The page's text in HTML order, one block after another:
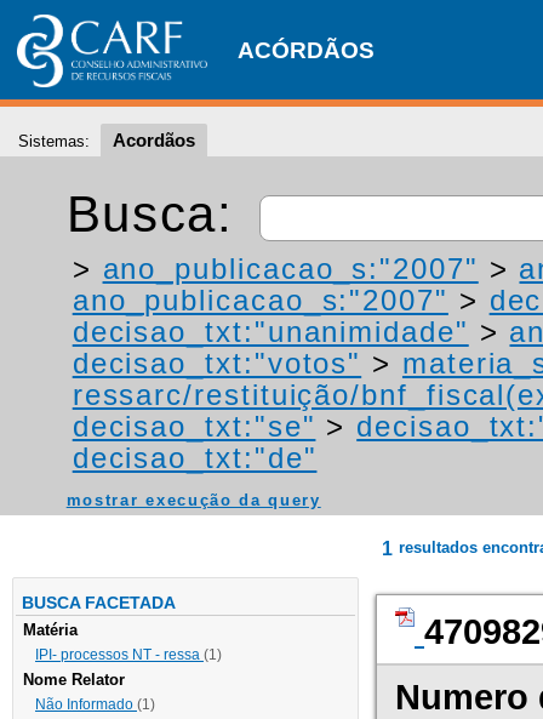
ACÓRDÃOS
Sistemas: Acordãos
Busca:
> ano_publicacao_s:"2007" >
ano_publicacao_s:"2007" >
decisao_txt:"unanimidade" >
decisao_txt:"votos" >
ressarc/restituição/
decisao_txt:"se" >
decisao_txt:"de"
mostrar execução da query
BUSCA FACETADA
Matéria
IPI- processos NT - ressa (1)
Nome Relator
Não Informado (1)
1 resultados
Numero